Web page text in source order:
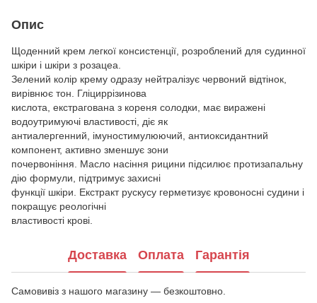
Опис
Щоденний крем легкої консистенції, розроблений для судинної
шкіри і шкіри з розацеа.
Зелений колір крему одразу нейтралізує червоний відтінок,
вирівнює тон. Гліциррізинова
кислота, екстрагована з кореня солодки, має виражені
водоутримуючі властивості, діє як
антиалергенний, імуностимулюючий, антиоксидантний
компонент, активно зменшує зони
почервоніння. Масло насіння рицини підсилює протизапальну
дію формули, підтримує захисні
функції шкіри. Екстракт рускусу герметизує кровоносні судини і
покращує реологічні
властивості крові.
Доставка Оплата Гарантія
Самовивіз з нашого магазину — безкоштовно.